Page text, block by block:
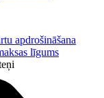
apdrošināšana
līgums